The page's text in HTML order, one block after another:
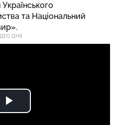
Українського
та Національний
ДНЯ